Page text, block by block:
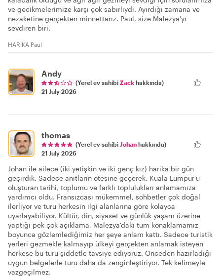
ve gecikmelerimize karşı çok sabırlıydı. Ayırdığı zamana ve
nezaketine gerçekten minnettarız. Paul, size Malezya'yı
sevdiren biri.
HARİKA Paul
Andy
(Yerel ev sahibi Zack hakkında)
21 July 2026
thomas
(Yerel ev sahibi Johan hakkında)
21 July 2026
Johan ile ailece (iki yetişkin ve iki genç kız) harika bir gün
geçirdik. Sadece anıtların ötesine geçerek, Kuala Lumpur'u
oluşturan tarihi, toplumu ve farklı toplulukları anlamamıza
yardımcı oldu. Fransızcası mükemmel, sohbetler çok doğal
ilerliyor ve turu herkesin ilgi alanlarına göre kolayca
uyarlayabiliyor. Kültür, din, siyaset ve günlük yaşam üzerine
yaptığı pek çok açıklama, Malezya'daki tüm konaklamamız
boyunca gözlemlediğimiz her şeye anlam kattı. Sadece turistik
yerleri gezmekle kalmayıp ülkeyi gerçekten anlamak isteyen
herkese bu turu şiddetle tavsiye ediyoruz. Önceden hazırladığı
uygun belgelerle turu daha da zenginleştiriyor. Tek kelimeyle
vazgeçilmez.